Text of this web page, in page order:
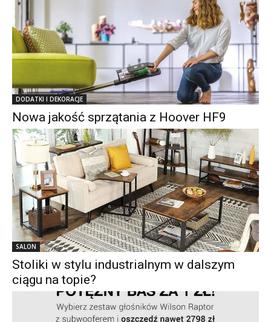
DODATKI I DEKORACJE
Nowa jakość sprzątania z Hoover HF9
SALON
Stoliki w stylu industrialnym w dalszym
ciągu na topie?